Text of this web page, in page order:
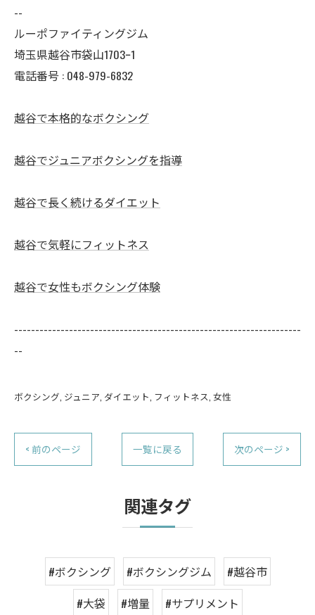
--
ルーポファイティングジム
埼玉県越谷市袋山1703ｰ1
電話番号 : 048-979-6832
越谷で本格的なボクシング
越谷でジュニアボクシングを指導
越谷で長く続けるダイエット
越谷で気軽にフィットネス
越谷で女性もボクシング体験
--------------------------------------------------------------------
--
ボクシング ジュニア ダイエット フィットネス 女性
< 前のページ 一覧に戻る 次のページ >
関連タグ
#ボクシング #ボクシングジム
#越谷市
#大袋
#増量 #サプリメント